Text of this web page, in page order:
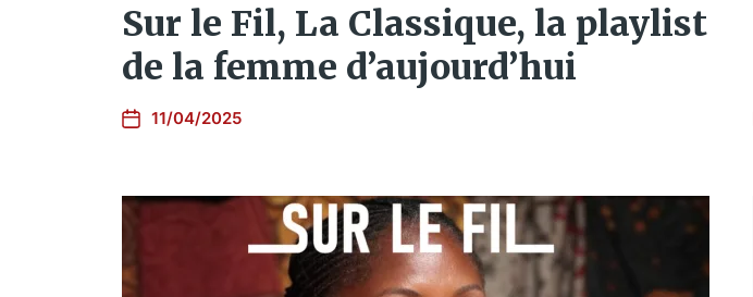
Sur le Fil, La Classique, la playlist
de la femme d’aujourd’hui
11/04/2025